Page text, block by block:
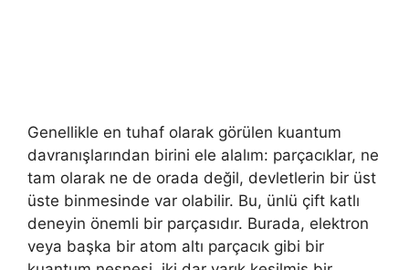
Genellikle en tuhaf olarak görülen kuantum
davranışlarından birini ele alalım: parçacıklar, ne
tam olarak ne de orada değil, devletlerin bir üst
üste binmesinde var olabilir. Bu, ünlü çift katlı
deneyin önemli bir parçasıdır. Burada, elektron
veya başka bir atom altı parçacık gibi bir